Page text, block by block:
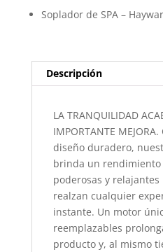
Soplador de SPA –
Descripción
LA TRANQUILIDAD
IMPORTANTE
diseño duradero,
brinda un rendimiento
poderosas y
realzan cualquier
instante. Un motor
reemplazables
producto y, al mismo